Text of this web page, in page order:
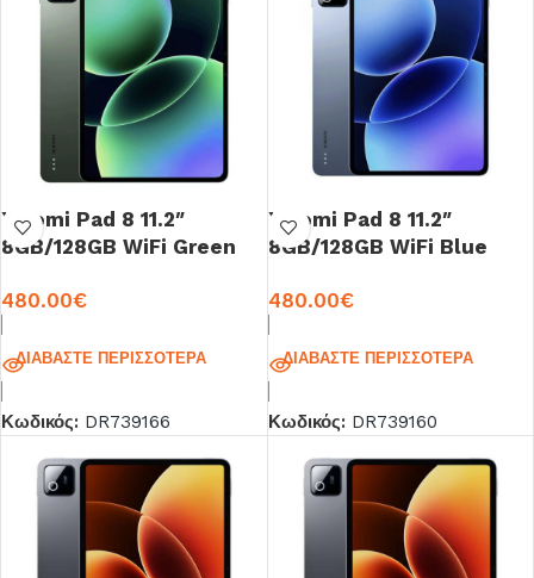
Xiaomi Pad 8 11.2″
8GB/128GB WiFi Green
480.00€
ΔΙΑΒΆΣΤΕ ΠΕΡΙΣΣΌΤΕΡΑ
Κωδικός: DR739166
Xiaomi Pad 8 11.2″
8GB/128GB WiFi Blue
480.00€
ΔΙΑΒΆΣΤΕ ΠΕΡΙΣΣΌΤΕΡΑ
Κωδικός: DR739160